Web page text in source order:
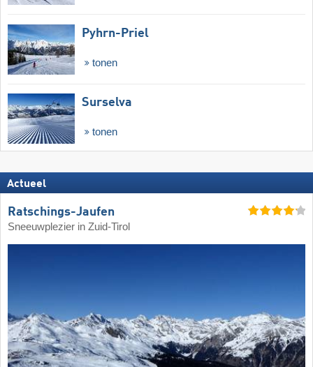
Pyhrn-Priel
tonen
Surselva
tonen
Actueel
Ratschings-Jaufen
Sneeuwplezier in Zuid-Tirol